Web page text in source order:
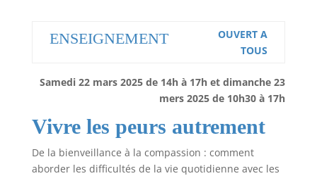
ENSEIGNEMENT
OUVERT A
TOUS
Samedi 22 mars 2025 de 14h à 17h et dimanche 23
mers 2025 de 10h30 à 17h
Vivre les peurs autrement
De la bienveillance à la compassion : comment
aborder les difficultés de la vie quotidienne avec les